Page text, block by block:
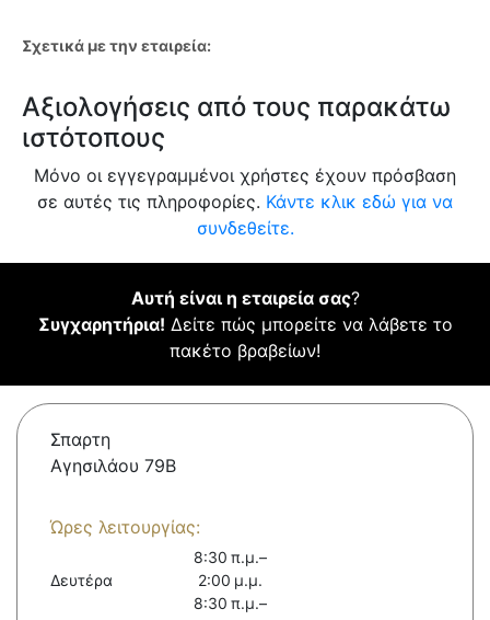
Σχετικά με την εταιρεία:
Αξιολογήσεις από τους παρακάτω
ιστότοπους
Μόνο οι εγγεγραμμένοι χρήστες έχουν πρόσβαση
σε αυτές τις πληροφορίες. Κάντε κλικ εδώ για να
συνδεθείτε.
Αυτή είναι η εταιρεία σας?
Συγχαρητήρια! Δείτε πώς μπορείτε να λάβετε το
πακέτο βραβείων!
Σπαρτη
Αγησιλάου 79Β
Ώρες λειτουργίας:
Δευτέρα
8:30 π.μ.–
2:00 μ.μ.
8:30 π.μ.–